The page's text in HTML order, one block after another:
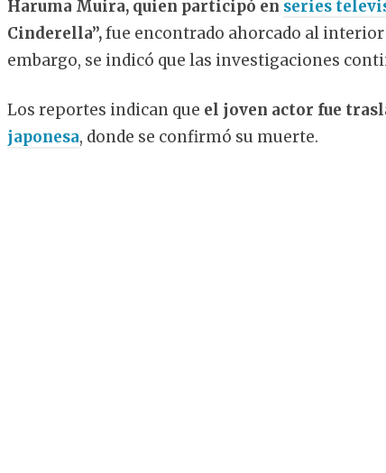
Haruma Muira, quien participó en series
Cinderella”,fue encontrado ahorcado al
embargo, se indicó que las investigaciones
Los reportes indican que el joven actor fue
japonesa, donde se confirmó su muerte.